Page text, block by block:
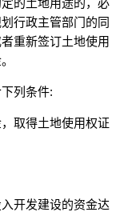
的土地用途的，必
行政主管部门的同
重新签订土地使用
列条件:
取得土地使用权证
开发建设的资金达